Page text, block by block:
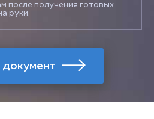
после получения готовых
руки.